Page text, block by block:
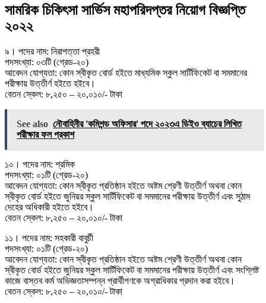
সামরিক চিকিৎসা সার্ভিস মহাপরিদপ্তর নিয়োগ বিজ্ঞপ্তি
২০২২
৯। পদের নাম: নিরাপত্তা প্রহরী
পদসংখ্যা: ০৩টি (গ্রেড-২০)
আবেদন যোগ্যতা: কোন স্বীকৃত বাের্ড হইতে মাধ্যমিক স্কুল সার্টিফিকেট বা সমমানের
পরীক্ষায় উত্তীর্ণ হইতে হইবে।
বেতন স্কেল: ৮,২৫০ – ২০,০১০/- টাকা
See also নৌবাহিনীর 'কমিশন্ড অফিসার' পদে ২০২৩এ ডিইও ব্যাচের লিখিত
পরীক্ষার ফল প্রকাশ
১০। পদের নাম: শ্রমিক
পদসংখ্যা: ০১টি (গ্রেড-২০)
আবেদন যোগ্যতা: কোন স্বীকৃত প্রতিষ্ঠান হইতে অষ্টম শ্রেণী উত্তীর্ণ অথবা কোন
স্বীকৃত বাের্ড হইতে জুনিয়র স্কুল সার্টিফিকেট বা সমমানের পরীক্ষায় উত্তীর্ণ এবং সুঠাম
দেহের অধিকারী হইতে হইবে।
বেতন স্কেল: ৮,২৫০ – ২০,০১০/- টাকা
১১। পদের নাম: সহকারী বাবুর্চী
পদসংখ্যা: ০১টি (গ্রেড-২০)
আবেদন যোগ্যতা: কোন স্বীকৃত প্রতিষ্ঠান হইতে অষ্টম শ্রেণী উত্তীর্ণ অথবা কোন
স্বীকৃত বাের্ড হইতে জুনিয়র স্কুল সার্টিফিকেট বা সমমানের পরীক্ষায় উত্তীর্ণ এবং সংশ্লিষ্ট
কাজে বাস্তব কর্ম অভিজ্ঞতাসম্পন্ন প্রার্থীগণকে অগ্রাধিকার প্রদান করা হইবে।
বেতন স্কেল: ৮,২৫০ – ২০,০১০/- টাকা